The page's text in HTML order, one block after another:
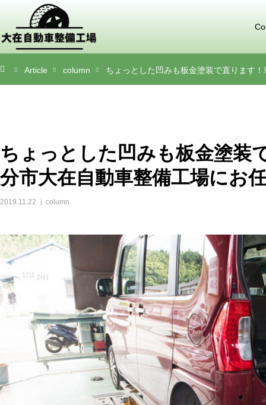
Article column ちょっとした凹みも板金塗装で直ります
ちょっとした凹みも板金塗装
分市大在自動車整備工場にお
2019.11.22 column